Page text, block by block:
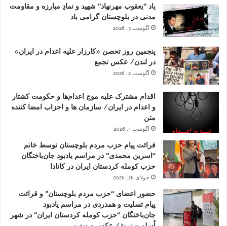
یاد “یعقوب مهرنهاد” شهید و نمادِ مبارزه و مقاومت
مدنی در بلوچستان گرامی باد
آگوست 3, 2026
پنجمین روز تحصن «کارزار علیه اعدام در ایران»
در لندن/ عکس تجمع
آگوست 2, 2026
اقدام مشترک علیه موج اعدام‌ها و حکومت کشتار
و اعدام در ایران/ سازمان ها و احزاب امضا کننده
متن
آگوست 1, 2026
قرائت پیام حزب مردم بلوچستان توسط خانم
“اسرین محمدی” در مراسم یادبود جان‌باختگان
حزب کومله کردستان ایران در کانادا
جولای 26, 2026
حضور اعضای “حزب مردم بلوچستان” و قرائت
پیام تسلیت و همدردی در مراسم یادبود
جان‌باختگان “حزب کومله کردستان ایران” در شهر